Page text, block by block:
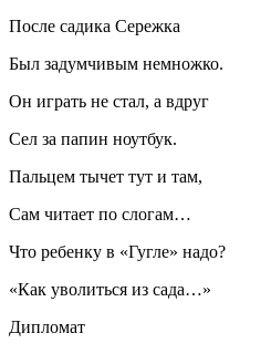
После садика Сережка
Был задумчивым немножко.
Он играть не стал, а вдруг
Сел за папин ноутбук.
Пальцем тычет тут и там,
Сам читает по слогам…
Что ребенку в «Гугле» надо?
«Как уволиться из сада…»
Дипломат